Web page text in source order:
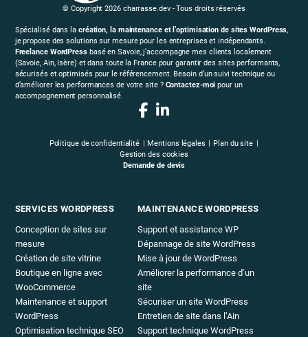
© Copyright 2026 charrasse.dev - Tous droits réservés
Spécialisé dans la création, la maintenance et l’optimisation de sites WordPress,
je propose des solutions sur mesure pour les entreprises et indépendants.
Freelance WordPressbasé en Savoie, j’accompagne mes clients localement
(Savoie, Ain, Isère) et dans toute la France pour garantir des sites performants,
sécurisés et optimisés pour le référencement. Besoin d’un suivi technique ou
d’améliorer les performances de votre site ? Contactez-moi pour un
accompagnement personnalisé.
Politique de confidentialité Mentions légales
Plan du site
Gestion des cookies
Demande de devis
SERVICES WORDPRESS
Conception de sites sur
mesure
Création de site vitrine
Boutique en ligne avec
WooCommerce
Maintenance et support
WordPress
Optimisation technique SEO
MAINTENANCE WORDPRESS
Support et assistance WP
Dépannage de site WordPress
Mise à jour de WordPress
Améliorer la performance d’un
site
Sécuriser un site WordPress
Entretien de site dans l’Ain
Support technique WordPress